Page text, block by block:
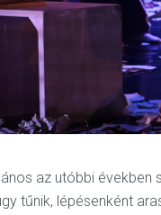
az utóbbi években
tűnik, lépésenként